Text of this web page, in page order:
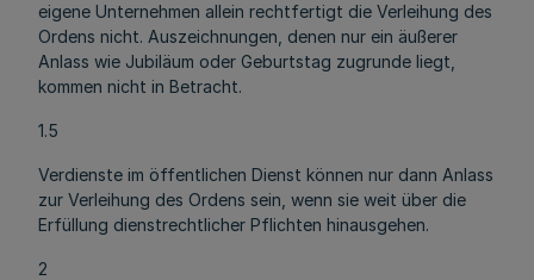
eigene Unternehmen allein rechtfertigt die Verleihung des
Ordens nicht. Auszeichnungen, denen nur ein äußerer
Anlass wie Jubiläum oder Geburtstag zugrunde liegt,
kommen nicht in Betracht.
1.5
Verdienste im öffentlichen Dienst können nur dann Anlass
zur Verleihung des Ordens sein, wenn sie weit über die
Erfüllung dienstrechtlicher Pflichten hinausgehen.
2